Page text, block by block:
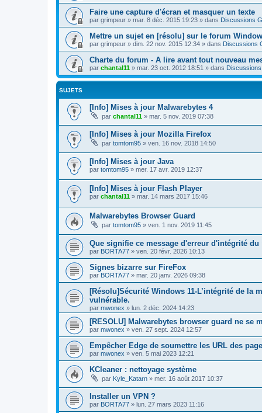
Faire une capture d'écran et masquer un texte
par grimpeur » mar. 8 déc. 2015 19:23 » dans Discussions
Mettre un sujet en [résolu] sur le forum
par grimpeur » dim. 22 nov. 2015 12:34 » dans Discussions
Charte du forum - A lire avant tout nouveau
par chantal11 » mar. 23 oct. 2012 18:51 » dans
SUJETS
[Info] Mises à jour Malwarebytes 4
par chantal11 » mar. 5 nov. 2019 07:38
[Info] Mises à jour Mozilla Firefox
par tomtom95 » ven. 16 nov. 2018 14:50
[Info] Mises à jour Java
par tomtom95 » mer. 17 avr. 2019 12:37
[Info] Mises à jour Flash Player
par chantal11 » mar. 14 mars 2017 15:46
Malwarebytes Browser Guard
par tomtom95 » ven. 1 nov. 2019 11:45
Que signifie ce message d'erreur d'intégrité du
par BORTA77 » ven. 20 févr. 2026 10:13
Signes bizarre sur FireFox
par BORTA77 » mar. 20 janv. 2026 09:38
[Résolu]Sécurité Windows 11-L’intégrité de la
vulnérable.
par mwonex » lun. 2 déc. 2024 14:23
[RESOLU] Malwarebytes browser guard ne se
par mwonex » ven. 27 sept. 2024 12:57
Empêcher Edge de soumettre les URL des
par mwonex » ven. 5 mai 2023 12:21
KCleaner : nettoyage système
par Kyle_Katarn » mer. 16 août 2017 10:37
Installer un VPN ?
par BORTA77 » lun. 27 mars 2023 11:16